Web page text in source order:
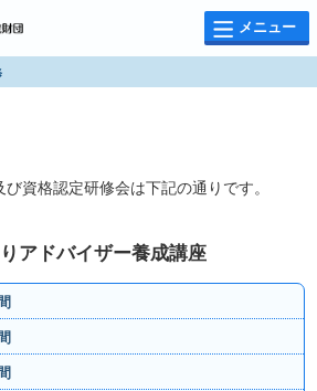
メニュー
資格認定研修会は下記の通りです。
アドバイザー養成講座